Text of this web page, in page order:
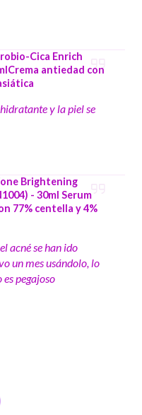
Cica Enrich
antiedad con
y la piel se
Brightening
- 30ml Serum
77% centella y 4%
acné se han ido
un mes usándolo, lo
pegajoso